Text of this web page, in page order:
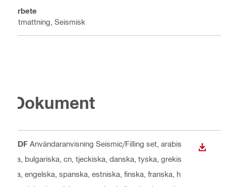
Arbete
Utmattning, Seismisk
Dokument
PDF Användaranvisning Seismic/Filling set , arabis
ka, bulgariska, cn, tjeckiska, danska, tyska, grekis
ka, engelska, spanska, estniska, finska, franska, h
LADDA